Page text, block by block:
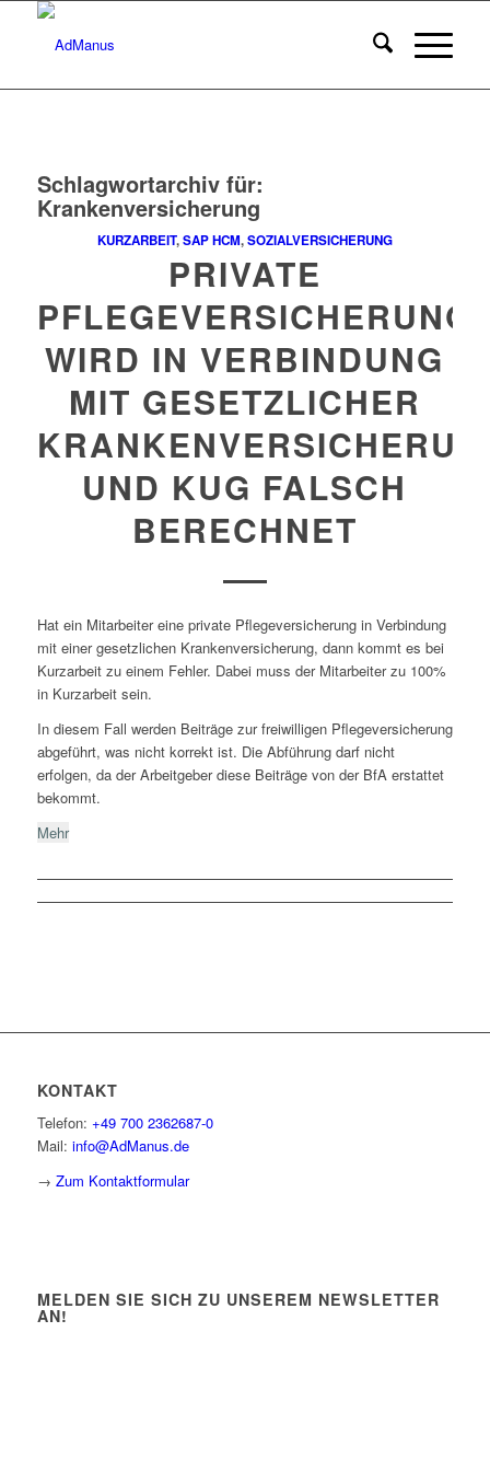
Schlagwortarchiv für:
Krankenversicherung
KURZARBEIT,SAP HCM,SOZIALVERSICHERUNG
PRIVATE
PFLEGEVERSICHERUNG
WIRD IN VERBINDUNG
MIT GESETZLICHER
UND KUG FALSCH
BERECHNET
Hat ein Mitarbeiter eine private Pflegeversicherung in Verbindung
mit einer gesetzlichen Krankenversicherung, dann kommt es bei
Kurzarbeit zu einem Fehler. Dabei muss der Mitarbeiter zu 100%
in Kurzarbeit sein.
In diesem Fall werden Beiträge zur freiwilligen Pflegeversicherung
abgeführt, was nicht korrekt ist. Die Abführung darf nicht
erfolgen, da der Arbeitgeber diese Beiträge von der BfA erstattet
bekommt.
Mehr
KONTAKT
Telefon: +49 700 2362687-0
Mail: info@AdManus.de
→ Zum Kontaktformular
MELDEN SIE SICH ZU UNSEREM NEWSLETTER
AN!